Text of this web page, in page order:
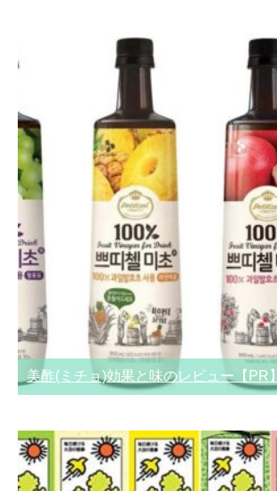
美酢(ミチョ)効果と味のレビュー【PR】